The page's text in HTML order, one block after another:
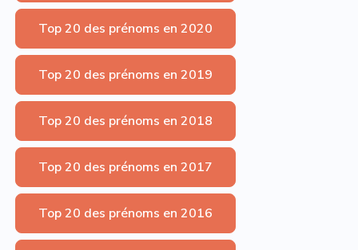
Top 20 des prénoms en 2020
Top 20 des prénoms en 2019
Top 20 des prénoms en 2018
Top 20 des prénoms en 2017
Top 20 des prénoms en 2016